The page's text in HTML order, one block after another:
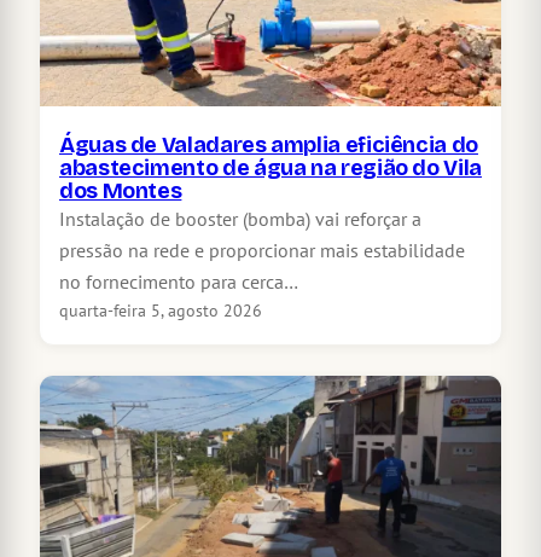
Águas de Valadares amplia eficiência do
abastecimento de água na região do Vila
dos Montes
Instalação de booster (bomba) vai reforçar a
pressão na rede e proporcionar mais estabilidade
no fornecimento para cerca…
quarta-feira 5, agosto 2026